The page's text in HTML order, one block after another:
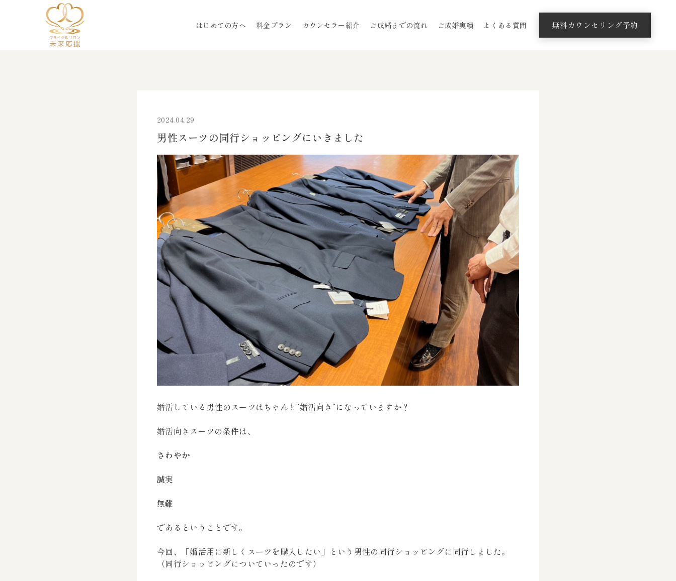
はじめての方へ 料金プラン カウンセラー紹介 ご成婚までの流れ ご成婚実績 よくある質問 無料カウンセリング予約
2024.04.29
男性スーツの同行ショッピングにいきました
婚活している男性のスーツはちゃんと”婚活向き”になっていますか？
婚活向きスーツの条件は、
さわやか
誠実
無難
であるということです。
今回、「婚活用に新しくスーツを購入したい」という男性の同行ショッピングに同行しました。
（同行ショッピングについていったのです）